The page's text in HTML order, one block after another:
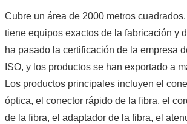
Cubre un área de 2000 metros
tiene equipos exactos de la fabricación y
ha pasado la certificación de la empresa
ISO, y los productos se han exportado a
Los productos principales incluyen el
óptica, el conector rápido de la fibra, el
de la fibra, el adaptador de la fibra, el